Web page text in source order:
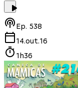
Ep. 538
14.out.16
1h36